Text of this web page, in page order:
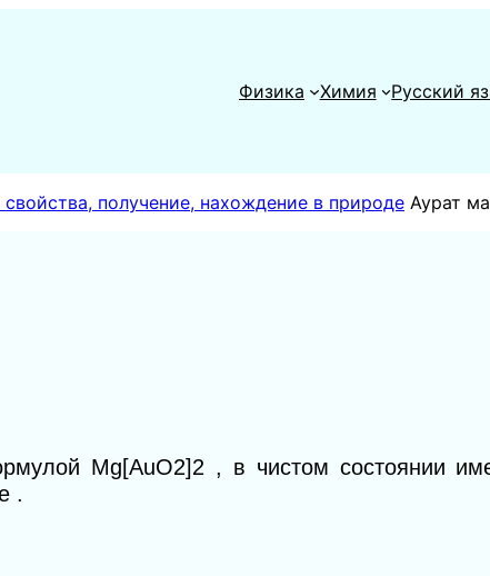
Физика
Химия Русский
получение, нахождение в природе Аурат
Mg[AuO2]2 , в чистом состоянии
.